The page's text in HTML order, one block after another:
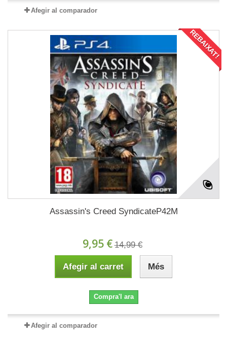
Afegir al comparador
REBAIXAT!
Assassin's Creed SyndicateP42M
9,95 € 14,99 €
Afegir al carret Més
Compra'l ara
Afegir al comparador